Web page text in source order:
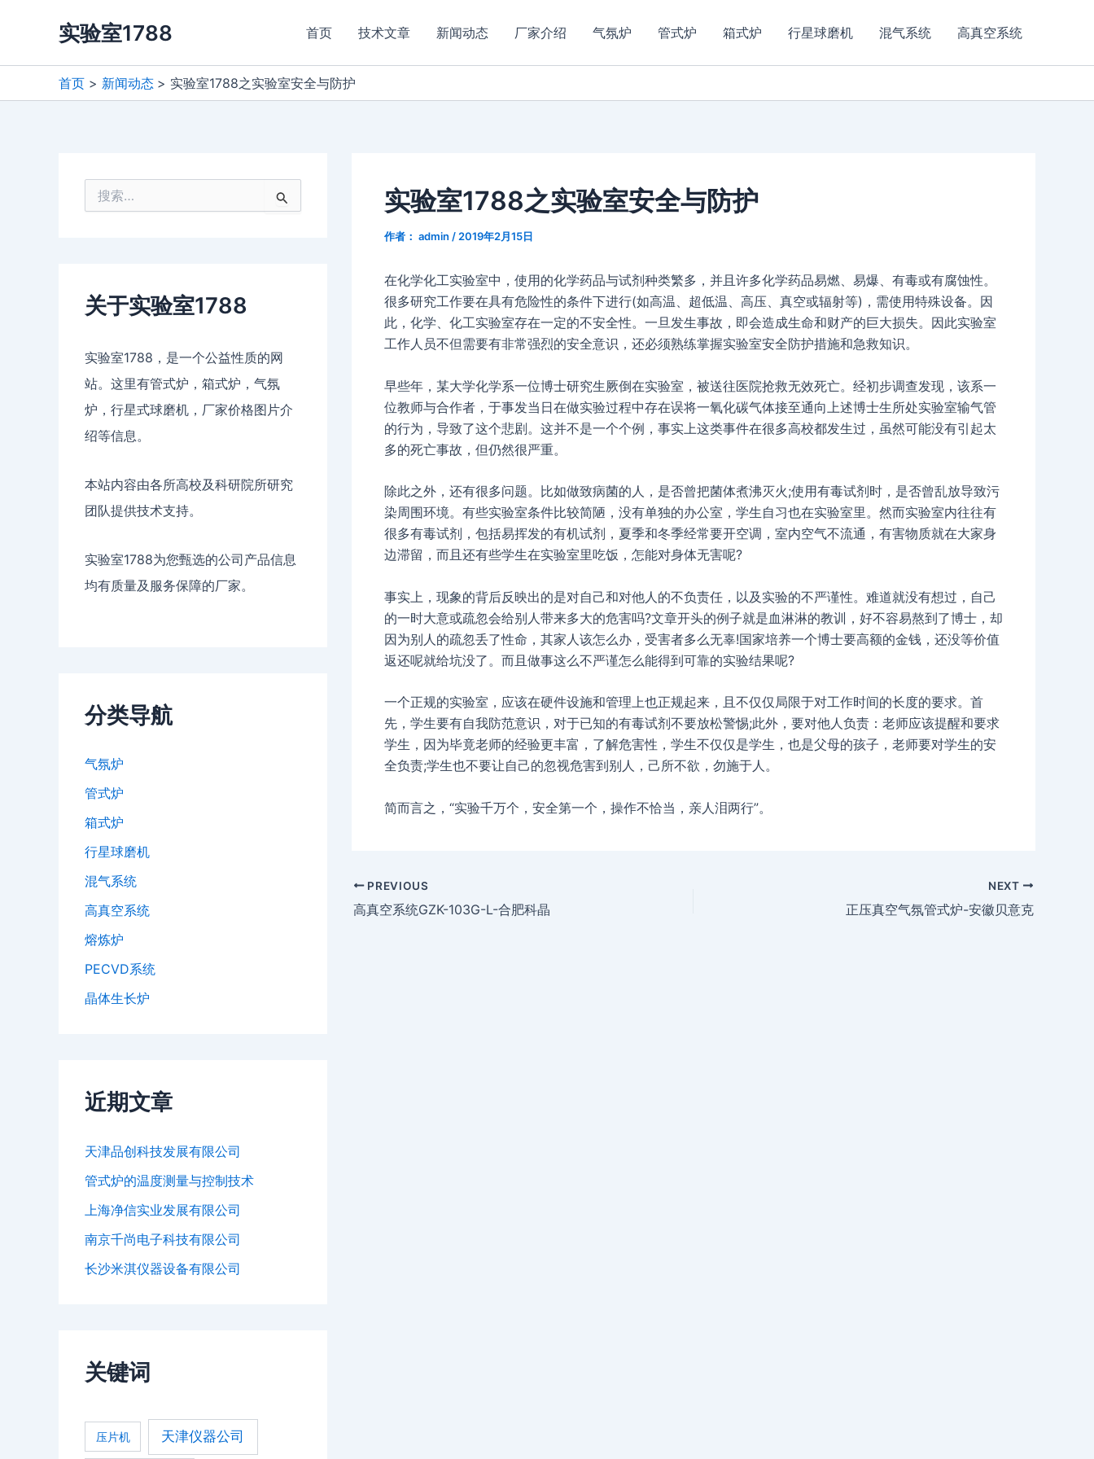
实验室1788 首页 技术文章 新闻动态 厂家介绍 气氛炉 管式炉 箱式炉 行星球磨机 混气系统 高真空系统
首页 新闻动态 实验室1788之实验室安全与防护
关于实验室1788
实验室1788，是一个公益性质的网
站。这里有管式炉，箱式炉，气氛
炉，行星式球磨机，厂家价格图片介
绍等信息。
本站内容由各所高校及科研院所研究
团队提供技术支持。
实验室1788为您甄选的公司产品信息
均有质量及服务保障的厂家。
分类导航
气氛炉
管式炉
箱式炉
行星球磨机
混气系统
高真空系统
熔炼炉
PECVD系统
晶体生长炉
近期文章
天津品创科技发展有限公司
管式炉的温度测量与控制技术
上海净信实业发展有限公司
南京千尚电子科技有限公司
长沙米淇仪器设备有限公司
关键词
压片机 天津仪器公司
实验室1788之实验室安全与防护
作者： admin / 2019年2月15日
在化学化工实验室中，使用的化学药品与试剂种类繁多，并且许多化学药品易燃、易爆、有毒或有腐蚀性。
很多研究工作要在具有危险性的条件下进行(如高温、超低温、高压、真空或辐射等)，需使用特殊设备。因
此，化学、化工实验室存在一定的不安全性。一旦发生事故，即会造成生命和财产的巨大损失。因此实验室
工作人员不但需要有非常强烈的安全意识，还必须熟练掌握实验室安全防护措施和急救知识。
早些年，某大学化学系一位博士研究生厥倒在实验室，被送往医院抢救无效死亡。经初步调查发现，该系一
位教师与合作者，于事发当日在做实验过程中存在误将一氧化碳气体接至通向上述博士生所处实验室输气管
的行为，导致了这个悲剧。这并不是一个个例，事实上这类事件在很多高校都发生过，虽然可能没有引起太
多的死亡事故，但仍然很严重。
除此之外，还有很多问题。比如做致病菌的人，是否曾把菌体煮沸灭火;使用有毒试剂时，是否曾乱放导致污
染周围环境。有些实验室条件比较简陋，没有单独的办公室，学生自习也在实验室里。然而实验室内往往有
很多有毒试剂，包括易挥发的有机试剂，夏季和冬季经常要开空调，室内空气不流通，有害物质就在大家身
边滞留，而且还有些学生在实验室里吃饭，怎能对身体无害呢?
事实上，现象的背后反映出的是对自己和对他人的不负责任，以及实验的不严谨性。难道就没有想过，自己
的一时大意或疏忽会给别人带来多大的危害吗?文章开头的例子就是血淋淋的教训，好不容易熬到了博士，却
因为别人的疏忽丢了性命，其家人该怎么办，受害者多么无辜!国家培养一个博士要高额的金钱，还没等价值
返还呢就给坑没了。而且做事这么不严谨怎么能得到可靠的实验结果呢?
一个正规的实验室，应该在硬件设施和管理上也正规起来，且不仅仅局限于对工作时间的长度的要求。首
先，学生要有自我防范意识，对于已知的有毒试剂不要放松警惕;此外，要对他人负责：老师应该提醒和要求
学生，因为毕竟老师的经验更丰富，了解危害性，学生不仅仅是学生，也是父母的孩子，老师要对学生的安
全负责;学生也不要让自己的忽视危害到别人，己所不欲，勿施于人。
简而言之，“实验千万个，安全第一个，操作不恰当，亲人泪两行”。
PREVIOUS
高真空系统GZK-103G-L-合肥科晶
NEXT
正压真空气氛管式炉-安徽贝意克